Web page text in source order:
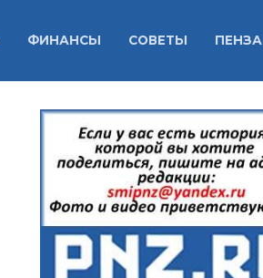
ФИНАНСЫ СОВЕТЫ ПЕНЗА